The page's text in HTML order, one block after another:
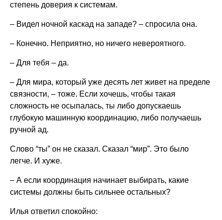
степень доверия к системам.
– Видел ночной каскад на западе? – спросила она.
– Конечно. Неприятно, но ничего невероятного.
– Для тебя – да.
– Для мира, который уже десять лет живет на пределе
связности, – тоже. Если хочешь, чтобы такая
сложность не осыпалась, ты либо допускаешь
глубокую машинную координацию, либо получаешь
ручной ад.
Слово “ты” он не сказал. Сказал “мир”. Это было
легче. И хуже.
– А если координация начинает выбирать, какие
системы должны быть сильнее остальных?
Илья ответил спокойно: